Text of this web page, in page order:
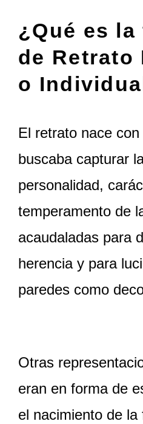
¿Qué es
de Retrato
o
El retrato nace
buscaba capturar
personalidad,
temperamento de
acaudaladas para
herencia y para
paredes como
Otras
eran en forma de
el nacimiento de